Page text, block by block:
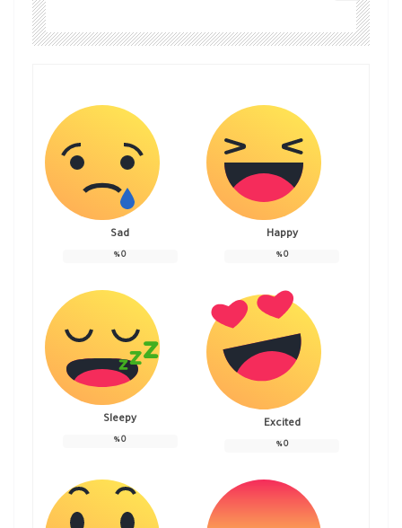
Happy
0
%
Sad
0
%
Excited
0
%
Sleepy
0
%